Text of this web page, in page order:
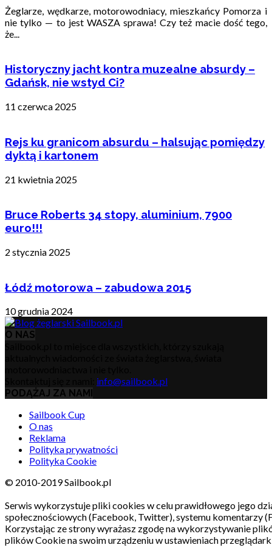
Żeglarze, wędkarze, motorowodniacy, mieszkańcy Pomorza i
nie tylko — to jest WASZA sprawa! Czy też macie dość tego,
że...
Historyczny jacht kontra muzealne absurdy –
Gdańsk, nie wstyd Ci?
11 czerwca 2025
Rejs ku granicom absurdu – halsując pomiędzy
dyktą i kartonem
21 kwietnia 2025
Bruce Roberts 34 stopy, aluminium, 7900
euro!!!
2 stycznia 2025
Łódź motorowa – zabudowa 2015
10 grudnia 2024
O NAS
info@sailbook.pl
PODĄŻAJ ZA NAMI
Sailbook Cup
O nas
Reklama
Polityka prywatności
Polityka Cookie
© 2010-2019 Sailbook.pl
Serwis wykorzystuje pliki cookies w celu prawidłowego jego
społecznościowych (Facebook, Twitter), systemu komentarzy
Korzystając ze strony wyrażasz zgodę na wykorzystywanie
plików Cookie na swoim urządzeniu w ustawieniach